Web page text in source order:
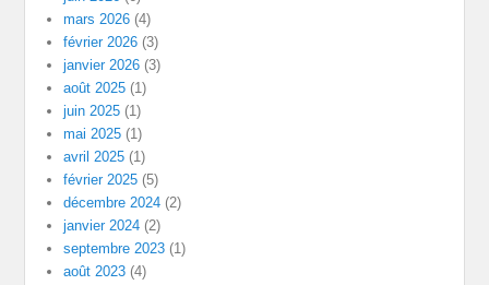
mars 2026 (4)
février 2026 (3)
janvier 2026 (3)
août 2025 (1)
juin 2025 (1)
mai 2025 (1)
avril 2025 (1)
février 2025 (5)
décembre 2024 (2)
janvier 2024 (2)
septembre 2023 (1)
août 2023 (4)